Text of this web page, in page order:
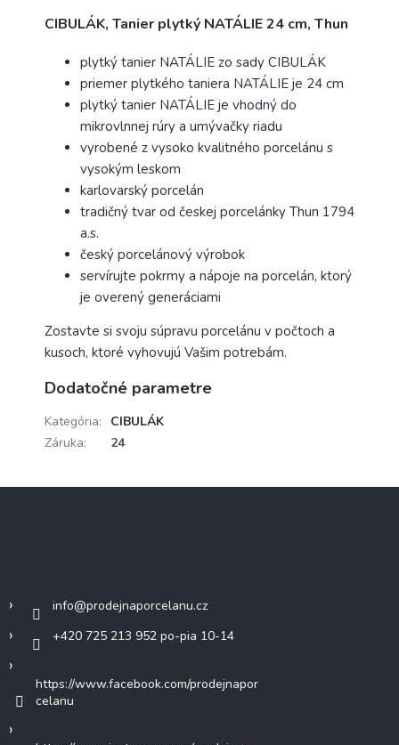
CIBULÁK, Tanier plytký NATÁLIE 24 cm, Thun
plytký tanier NATÁLIE zo sady CIBULÁK
priemer plytkého taniera NATÁLIE je 24 cm
plytký tanier NATÁLIE je vhodný do
mikrovlnnej rúry a umývačky riadu
vyrobené z vysoko kvalitného porcelánu s
vysokým leskom
karlovarský porcelán
tradičný tvar od českej porcelánky Thun 1794
a.s.
český porcelánový výrobok
servírujte pokrmy a nápoje na porcelán, ktorý
je overený generáciami
Zostavte si svoju súpravu porcelánu v počtoch a
kusoch, ktoré vyhovujú Vašim potrebám.
Dodatočné parametre
Kategória:
CIBULÁK
Záruka: 24
info@prodejnaporcelanu.cz
+420 725 213 952 po-pia 10-14
https://www.facebook.com/prodejnapor
celanu